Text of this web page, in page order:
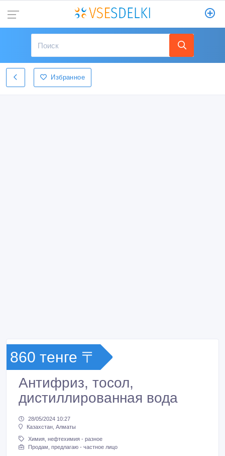
Избранное
860 тенге 〒
Антифриз, тосол,
дистиллированная вода
28/05/2024 10:27
Казахстан, Алматы
Химия, нефтехимия - разное
Продам, предлагаю - частное лицо